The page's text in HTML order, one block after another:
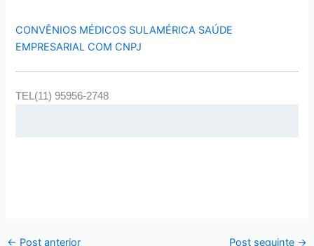
CONVÊNIOS MÉDICOS SULAMÉRICA SAÚDE
EMPRESARIAL COM CNPJ
TEL(11) 95956-2748
← Post anterior Post seguinte →